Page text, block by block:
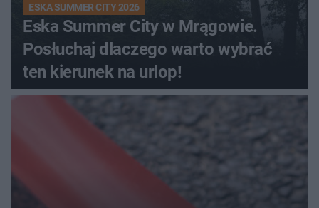
ESKA SUMMER CITY 2026
Eska Summer City w Mrągowie.
Posłuchaj dlaczego warto wybrać
ten kierunek na urlop!